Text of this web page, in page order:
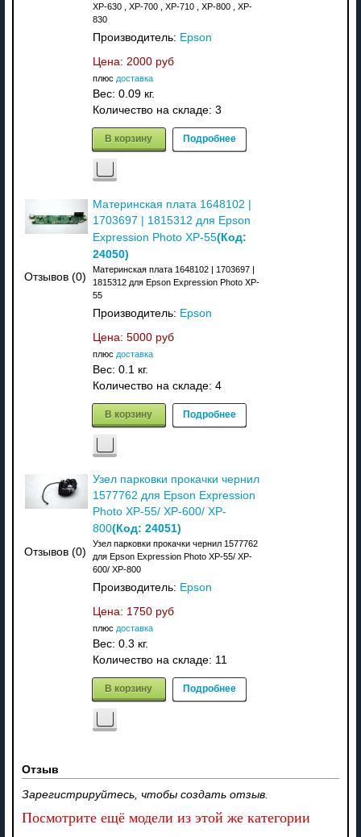
XP-630 , XP-700 , XP-710 , XP-800 , XP-
830
Производитель: Epson
Цена: 2000 руб
плюс доставка
Вес: 0.09 кг.
Количество на складе: 3
В корзину Подробнее
Отзывов (0)
Материнская плата 1648102 |
1703697 | 1815312 для Epson
Expression Photo XP-55(Код:
24050)
Материнская плата 1648102 | 1703697 |
1815312 для Epson Expression Photo XP-
55
Производитель: Epson
Цена: 5000 руб
плюс доставка
Вес: 0.1 кг.
Количество на складе: 4
В корзину Подробнее
Отзывов (0)
Узел парковки прокачки чернил
1577762 для Epson Expression
Photo XP-55/ XP-600/ XP-
800(Код: 24051)
Узел парковки прокачки чернил 1577762
для Epson Expression Photo XP-55/ XP-
600/ XP-800
Производитель: Epson
Цена: 1750 руб
плюс доставка
Вес: 0.3 кг.
Количество на складе: 11
В корзину Подробнее
Отзыв
Зарегистрируйтесь, чтобы создать отзыв.
Посмотрите ещё модели из этой же категории